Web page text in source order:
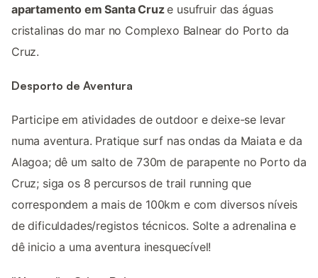
apartamento em Santa Cruze usufruir das águas
cristalinas do mar no Complexo Balnear do Porto da
Cruz.
Desporto de Aventura
Participe em atividades de outdoor e deixe-se levar
numa aventura. Pratique surf nas ondas da Maiata e da
Alagoa; dê um salto de 730m de parapente no Porto da
Cruz; siga os 8 percursos de trail running que
correspondem a mais de 100km e com diversos níveis
de dificuldades/registos técnicos. Solte a adrenalina e
dê inicio a uma aventura inesquecível!